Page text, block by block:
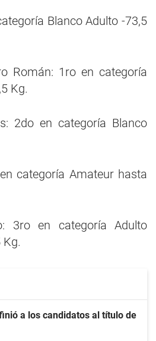
Blanco Adulto -73,5
Román: 1ro en categoría
Kg.
2do en categoría Blanco
categoría Amateur hasta
3ro en categoría Adulto
a los candidatos al título de